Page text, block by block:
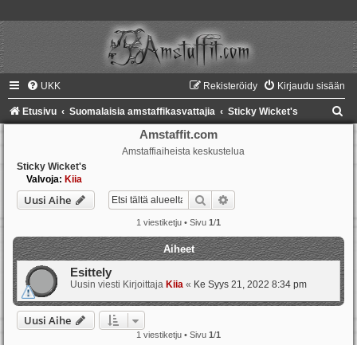
UKK Kirjaudu sisään
Rekisteröidy
Etusivu Suomalaisia amstaffikasvattajia Sticky Wicket's
Amstaffit.com
Amstaffiaiheista keskustelua
Sticky Wicket's
Valvoja: Kiia
Uusi Aihe Etsi
1 viestiketju • Sivu 1/1
Aiheet
Esittely
Uusin viesti Kirjoittaja Kiia « Ke Syys 21, 2022 8:34 pm
Uusi Aihe
1 viestiketju • Sivu 1/1